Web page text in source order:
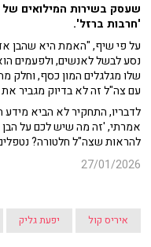
שעסק בשירות המילואים
'חרבות ברזל'.
על פי שיף, "האמת היא שהבן
נסע לבשל לאנשים, ולפעמים
שלו מגלגלים המון כסף, וחלק
עם צה"ל זה לא בדיוק מגביר
לדבריו, התחקיר לא הביא
להראות שצה"ל חלטורה?
27/01/2026
איריס קול יפעת גליק